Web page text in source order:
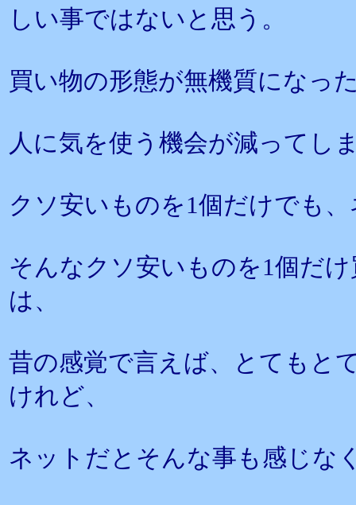
しい事ではないと思う。
買い物の形態が無機質になっ
人に気を使う機会が減ってし
クソ安いものを1個だけでも
そんなクソ安いものを1個だ
は、
昔の感覚で言えば、とてもと
けれど、
ネットだとそんな事も感じな